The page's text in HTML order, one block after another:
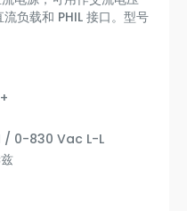
负载和 PHIL 接口。型号
/ 0-830 Vac L-L